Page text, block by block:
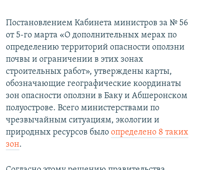
XƏBƏR BÜLLETENLƏRIMIZ
Постановлением Кабинета министров за № 56
от 5-го марта «О дополнительных мерах по
определению территорий опасности оползни
почвы и ограничении в этих зонах
строительных работ», утверждены карты,
обозначающие географические координаты
зон опасности оползни в Баку и Абшеронском
полуострове. Всего министерствами по
чрезвычайным ситуациям, экологии и
природных ресурсов было определено 8 таких
зон.